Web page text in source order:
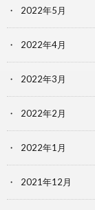
2022年5月
2022年4月
2022年3月
2022年2月
2022年1月
2021年12月